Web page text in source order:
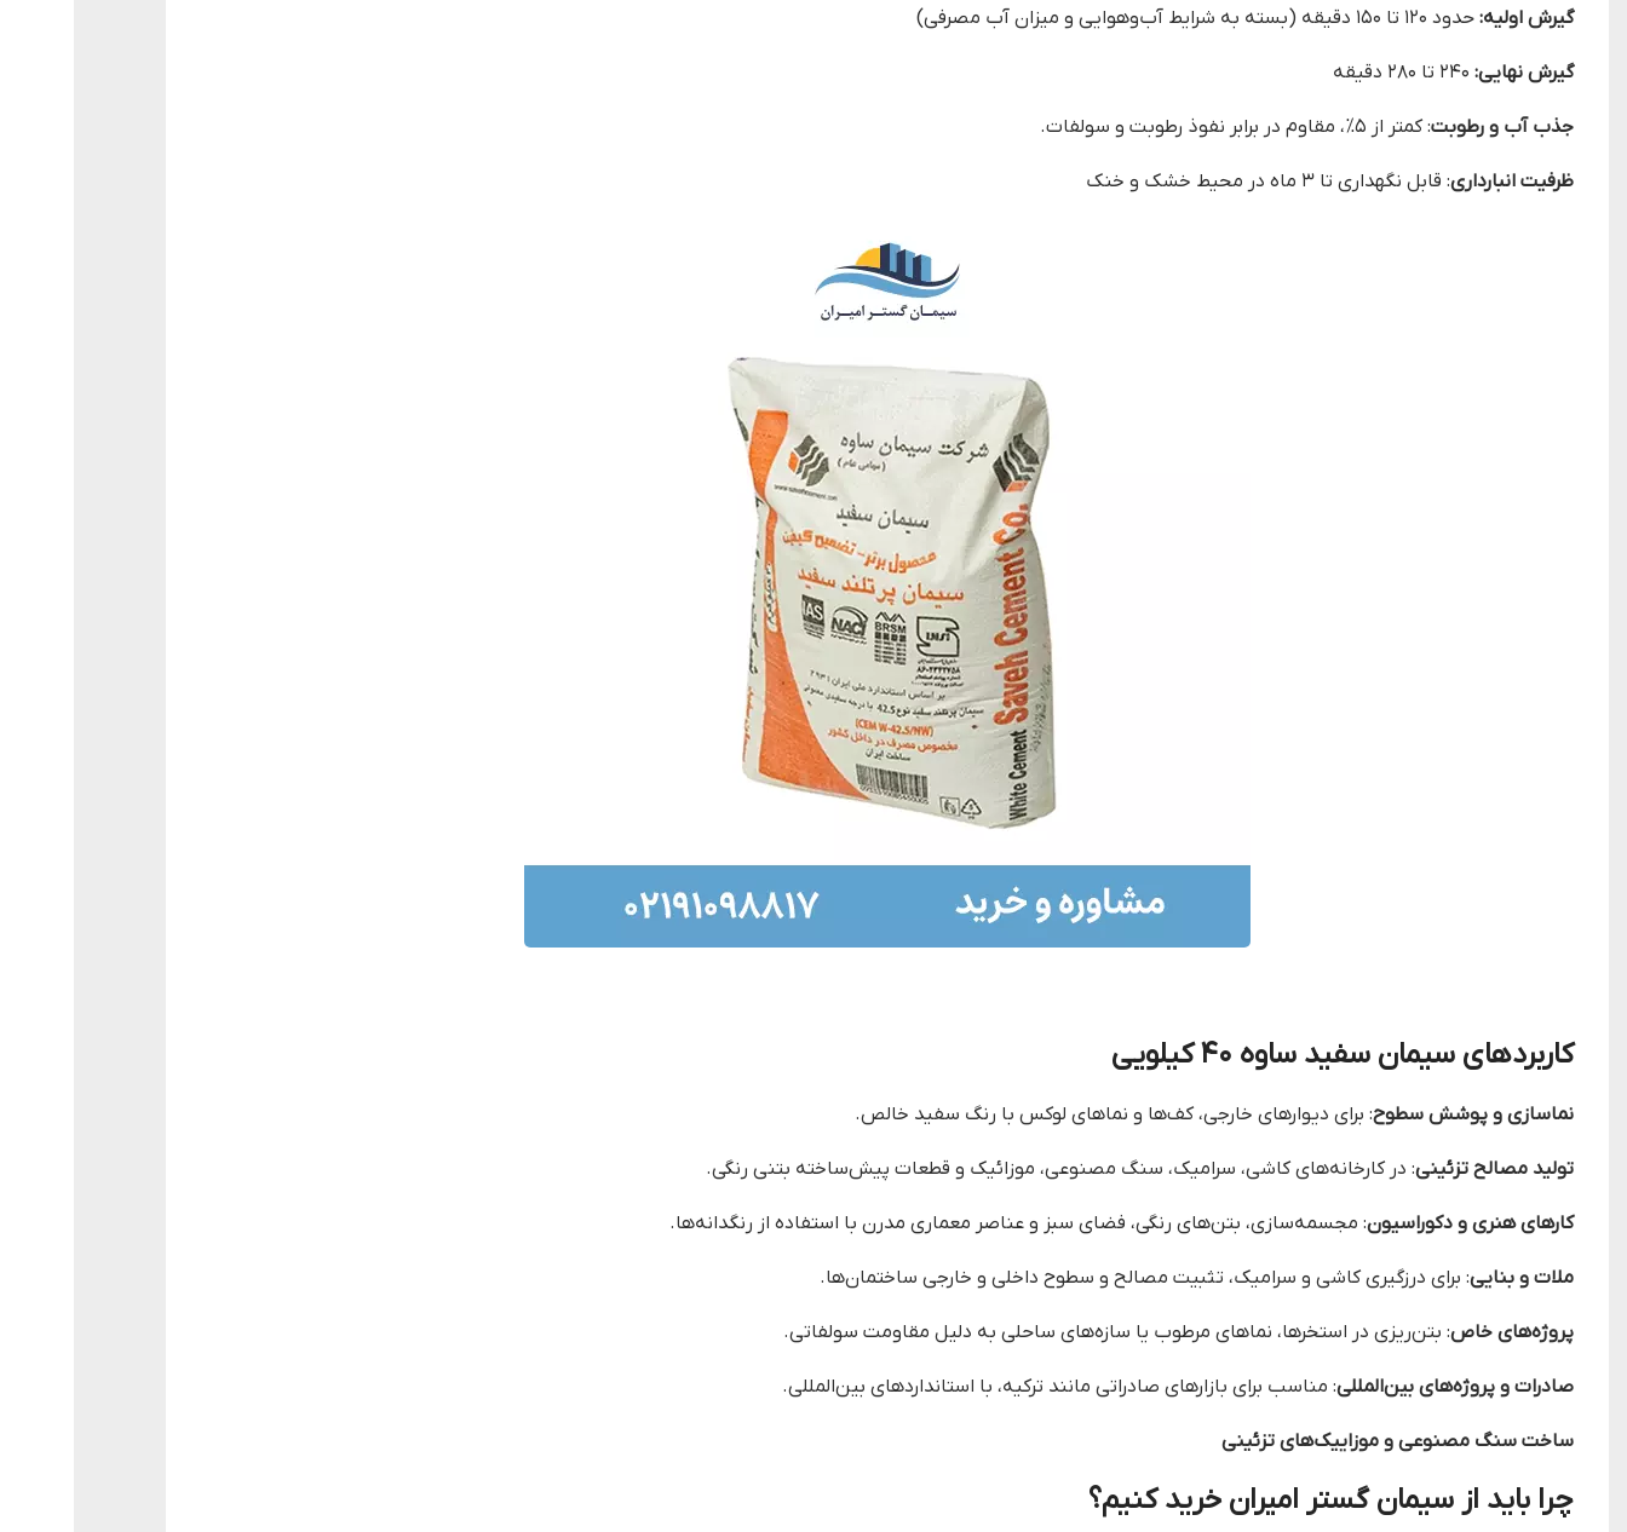
گیرش اولیه: حدود ۱۲۰ تا ۱۵۰ دقیقه (بسته به شرایط آب‌وهوایی و میزان آب مصرفی)
گیرش نهایی:
جذب آب و رطوبت: کمتر از ۵%، مقاوم در برابر نفوذ رطوبت و سولفات.
ظرفیت انبارداری: قابل نگهداری تا ۳ ماه در محیط خشک و خنک
کاربردهای سیمان سفید ساوه ۴۰ کیلویی
نماسازی و پوشش سطوح: برای دیوارهای خارجی، کف‌ها و نماهای لوکس با رنگ سفید خالص.
تولید مصالح تزئینی: در کارخانه‌های کاشی، سرامیک، سنگ مصنوعی، موزائیک و قطعات پیش‌ساخته بتنی رنگی.
کارهای هنری و دکوراسیون: مجسمه‌سازی، بتن‌های رنگی، فضای سبز و عناصر معماری مدرن با استفاده از رنگدانه‌ها.
ملات و بنایی: برای درزگیری کاشی و سرامیک، تثبیت مصالح و سطوح داخلی و خارجی ساختمان‌ها.
پروژه‌های خاص: بتن‌ریزی در استخرها، نماهای مرطوب یا سازه‌های ساحلی به دلیل مقاومت سولفاتی.
صادرات و پروژه‌های بین‌المللی: مناسب برای بازارهای صادراتی مانند ترکیه، با استانداردهای بین‌المللی.
ساخت سنگ مصنوعی و موزاییک‌های تزئینی
چرا باید از سیمان گستر امیران خرید کنیم؟